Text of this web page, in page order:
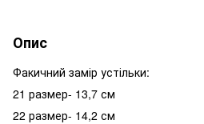
Опис
Факичний замір устільки:
21 размер- 13,7 см
22 размер- 14,2 см